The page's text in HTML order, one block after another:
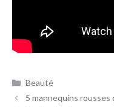
Catégories
Beauté
5 mannequins rousses